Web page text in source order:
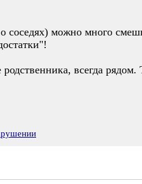
соседях) можно много
всегда